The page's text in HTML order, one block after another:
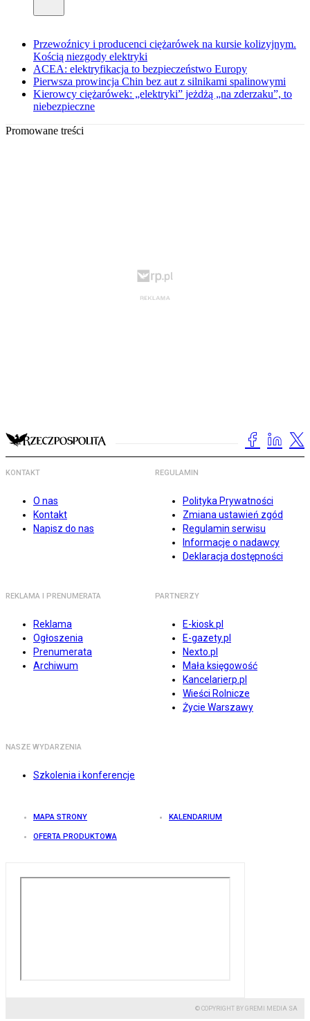
Przewoźnicy i producenci ciężarówek na kursie kolizyjnym.
Kością niezgody elektryki
ACEA: elektryfikacja to bezpieczeństwo Europy
Pierwsza prowincja Chin bez aut z silnikami spalinowymi
Kierowcy ciężarówek: „elektryki” jeżdżą „na zderzaku”, to
niebezpieczne
Promowane treści
KONTAKT
O nas
Kontakt
Napisz do nas
REGULAMIN
Polityka Prywatności
Zmiana ustawień zgód
Regulamin serwisu
Informacje o nadawcy
Deklaracja dostępności
REKLAMA I PRENUMERATA
Reklama
Ogłoszenia
Prenumerata
Archiwum
PARTNERZY
E-kiosk.pl
E-gazety.pl
Nexto.pl
Mała księgowość
Kancelarierp.pl
Wieści Rolnicze
Życie Warszawy
NASZE WYDARZENIA
Szkolenia i konferencje
MAPA STRONY KALENDARIUM
OFERTA PRODUKTOWA
© COPYRIGHT BY GREMI MEDIA SA